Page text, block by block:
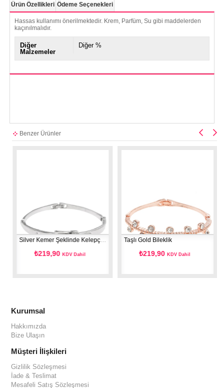
Ürün Özellikleri Ödeme Seçenekleri
Hassas kullanımı önerilmektedir. Krem, Parfüm, Su gibi maddelerden
kaçınılmalıdır.
Diğer
Malzemeler
Diğer %
Benzer Ürünler
Silver Kemer Şeklinde Kelepçe Bileklik
₺219,90 KDV Dahil
Taşlı Gold Bileklik
₺219,90 KDV Dahil
Kurumsal
Hakkımızda
Bize Ulaşın
Müşteri İlişkileri
Gizlilik Sözleşmesi
İade & Teslimat
Mesafeli Satış Sözleşmesi